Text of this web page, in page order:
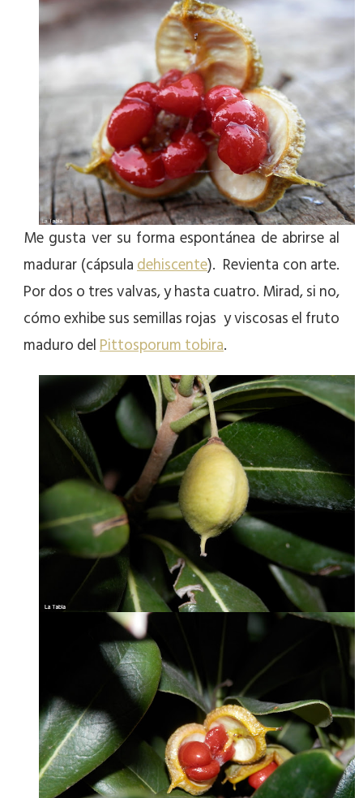
Me gusta ver su forma espontánea de abrirse al
madurar (cápsuladehiscente). Revienta con arte.
Por dos o tres valvas, y hasta cuatro. Mirad, si no,
cómo exhibe sus semillas rojas y viscosas el fruto
maduro delPittosporum tobira.